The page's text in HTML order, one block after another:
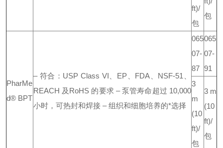
ft)/
包
包
PharMe
d® BPT
– 符合：USP Class VI、EP、FDA、NSF-51、
REACH 及RoHS 的要求– 泵管寿命超过 10,000
小时，可热封和焊接 – 组织和细胞培养的*选择
065
07-
87
065
07-
91
3
m
(10
ft)/
包
3 m
(10
ft)/
包